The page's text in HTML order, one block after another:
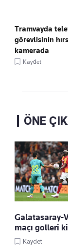
Tramvayda
görevlisinin
kamerada
Kaydet
ÖNE
Galatasaray-
maçı golleri
Kaydet